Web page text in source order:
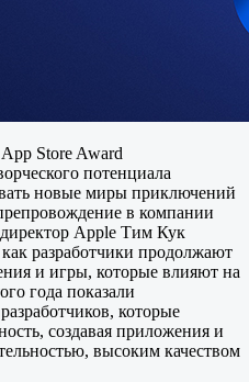
Store Award
потенциала
новые миры приключений
в компании
Apple Тим Кук
разработчики продолжают
и игры, которые влияют на
года показали
которые
создавая приложения и
высоким качеством